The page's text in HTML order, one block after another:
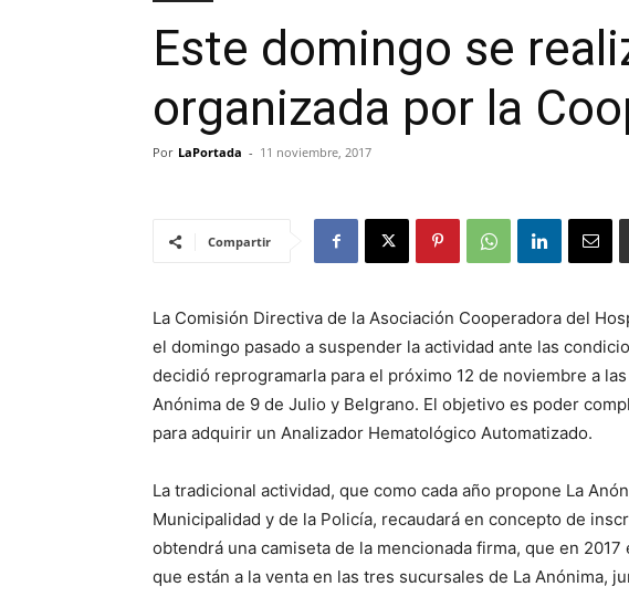
Este domingo se
organizada por la
Por LaPortada - 11 noviembre, 2017
Compartir
La Comisión Directiva de la Asociación Cooperadora del
el domingo pasado a suspender la actividad ante las
decidió reprogramarla para el próximo 12 de noviembre a
Anónima de 9 de Julio y Belgrano. El objetivo es poder
para adquirir un Analizador Hematológico Automatizado.
La tradicional actividad, que como cada año propone La
Municipalidad y de la Policía, recaudará en concepto de
obtendrá una camiseta de la mencionada firma, que en
que están a la venta en las tres sucursales de La Anónima,